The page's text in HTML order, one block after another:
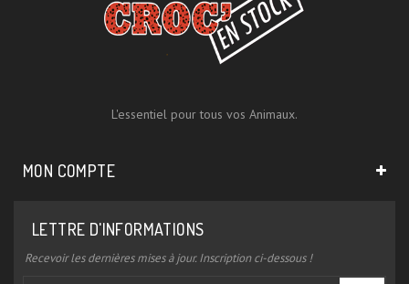
L'essentiel pour tous vos Animaux.
MON COMPTE
LETTRE D'INFORMATIONS
Recevoir les dernières mises à jour. Inscription ci-dessous !